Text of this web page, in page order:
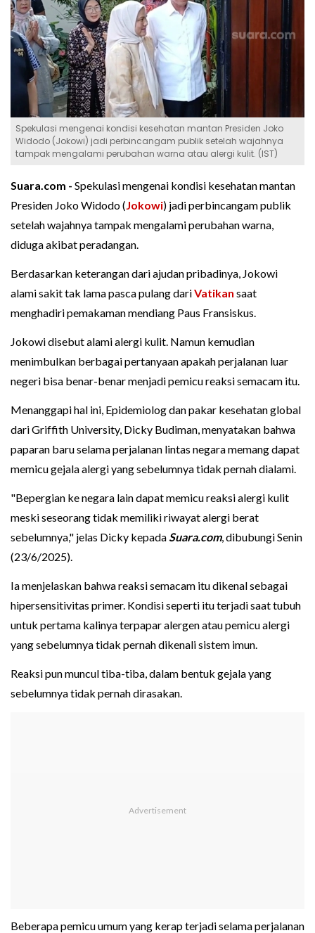
Spekulasi mengenai kondisi kesehatan mantan Presiden Joko
Widodo (Jokowi) jadi perbincangam publik setelah wajahnya
tampak mengalami perubahan warna atau alergi kulit. (IST)
Suara.com - Spekulasi mengenai kondisi kesehatan mantan
Presiden Joko Widodo (Jokowi) jadi perbincangam publik
setelah wajahnya tampak mengalami perubahan warna,
diduga akibat peradangan.
Berdasarkan keterangan dari ajudan pribadinya, Jokowi
alami sakit tak lama pasca pulang dariVatikan saat
menghadiri pemakaman mendiang Paus Fransiskus.
Jokowi disebut alami alergi kulit. Namun kemudian
menimbulkan berbagai pertanyaan apakah perjalanan luar
negeri bisa benar-benar menjadi pemicu reaksi semacam itu.
Menanggapi hal ini, Epidemiolog dan pakar kesehatan global
dari Griffith University, Dicky Budiman, menyatakan bahwa
paparan baru selama perjalanan lintas negara memang dapat
memicu gejala alergi yang sebelumnya tidak pernah dialami.
"Bepergian ke negara lain dapat memicu reaksi alergi kulit
meski seseorang tidak memiliki riwayat alergi berat
sebelumnya," jelas Dicky kepadaSuara.com, dibubungi Senin
(23/6/2025).
Ia menjelaskan bahwa reaksi semacam itu dikenal sebagai
hipersensitivitas primer. Kondisi seperti itu terjadi saat tubuh
untuk pertama kalinya terpapar alergen atau pemicu alergi
yang sebelumnya tidak pernah dikenali sistem imun.
Reaksi pun muncul tiba-tiba, dalam bentuk gejala yang
sebelumnya tidak pernah dirasakan.
Beberapa pemicu umum yang kerap terjadi selama perjalanan